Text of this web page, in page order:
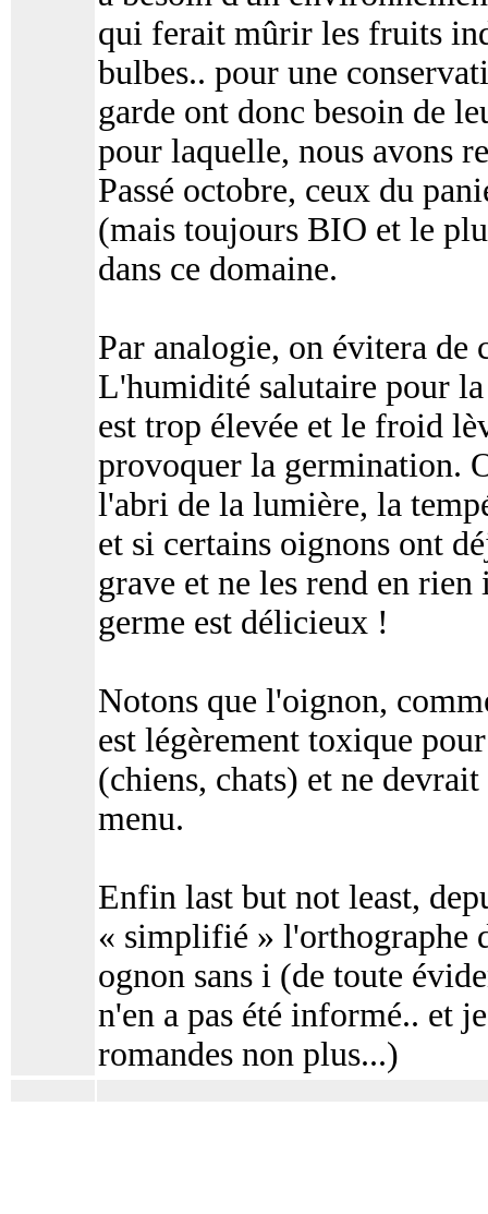
qui ferait mûrir les fruits
bulbes.. pour une
garde ont donc besoin de
pour laquelle, nous avons
Passé octobre, ceux du
(mais toujours BIO et le
dans ce domaine.
Par analogie, on évitera
L'humidité salutaire pour
est trop élevée et le froid
provoquer la germination.
l'abri de la lumière, la
et si certains oignons ont
grave et ne les rend en
germe est délicieux !
Notons que l'oignon,
est légèrement toxique
(chiens, chats) et ne
menu.
Enfin last but not least,
« simplifié » l'orthographe
ognon sans i (de toute
n'en a pas été informé.. et
romandes non plus...)